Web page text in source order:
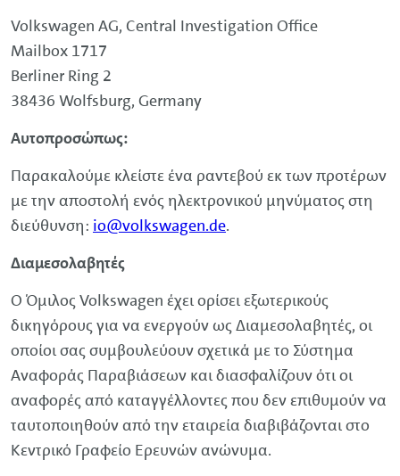
Volkswagen AG, Central Investigation Office
Mailbox 1717
Berliner Ring 2
38436 Wolfsburg, Germany
Αυτοπροσώπως:
Παρακαλούμε κλείστε ένα ραντεβού εκ των προτέρων
με την αποστολή ενός ηλεκτρονικού μηνύματος στη
διεύθυνση: io@volkswagen.de.
Διαμεσολαβητές
O ΌμιλοςVolkswagen έχει ορίσει εξωτερικούς
δικηγόρους για να ενεργούν ως Διαμεσολαβητές, οι
οποίοι σας συμβουλεύουν σχετικά με το Σύστημα
Αναφοράς Παραβιάσεων και διασφαλίζουν ότι οι
αναφορές από καταγγέλλοντες που δεν επιθυμούν να
ταυτοποιηθούν από την εταιρεία διαβιβάζονται στο
Κεντρικό Γραφείο Ερευνών ανώνυμα.